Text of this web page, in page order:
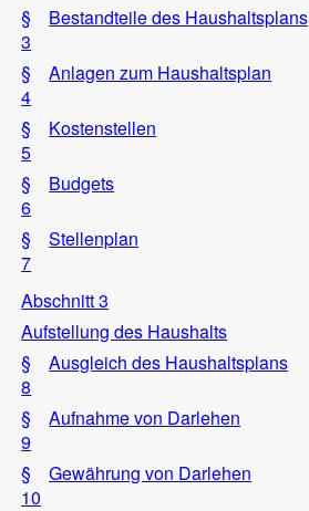
§
3
Bestandteile des Haushaltsplans
§
4
Anlagen zum Haushaltsplan
§
5
Kostenstellen
§
6
Budgets
§
7
Stellenplan
Abschnitt 3
Aufstellung des Haushalts
§
8
Ausgleich des Haushaltsplans
§
9
Aufnahme von Darlehen
§
10
Gewährung von Darlehen